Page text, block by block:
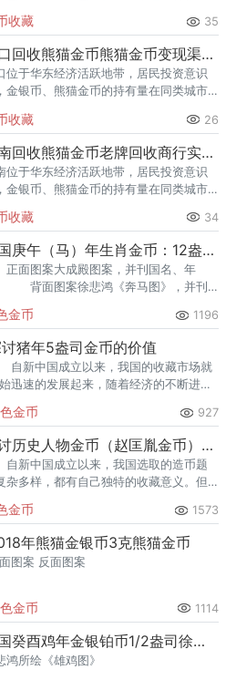
金币的需求就明显升温，但鱼龙混杂的
渠道里，能精准识别版别溢
收藏 35
龙口回收熊猫金币熊猫金币变现渠道指南
位于华东经济活跃地带，居民投资意识
金银币、熊猫金币的持有量在同类城市
金币的需求就明显升温，但鱼龙混杂的
渠道里，能精准识别版别溢
收藏 26
龙南回收熊猫金币老牌回收商行实力盘点
位于华东经济活跃地带，居民投资意识
金银币、熊猫金币的持有量在同类城市
金币的需求就明显升温，但鱼龙混杂的
渠道里，能精准识别版别溢
收藏 34
中国庚午（马）年生肖金币：12盎司金币
面图案大成殿图案，并刊国名、年
背面图案徐悲鸿《奔马图》，并刊
金币 1196
猪年5盎司金币的价值
新中国成立以来，我国的收藏市场就
迅速的发展起来，随着经济的不断进
金币 927
探讨历史人物金币（赵匡胤金币）的鉴赏价值
新中国成立以来，我国选取的造币题
杂多样，都有自己独特的收藏意义。但
不能缺少对一些重要历史人物的纪念和
。
金币 1573
年熊猫金银币3克熊猫金币
正面图案 反面图案
金币 1114
中国癸酉鸡年金银铂币1/2盎司徐悲鸿所绘《雄鸡图》梅花形金币
鸿所绘《雄鸡图》